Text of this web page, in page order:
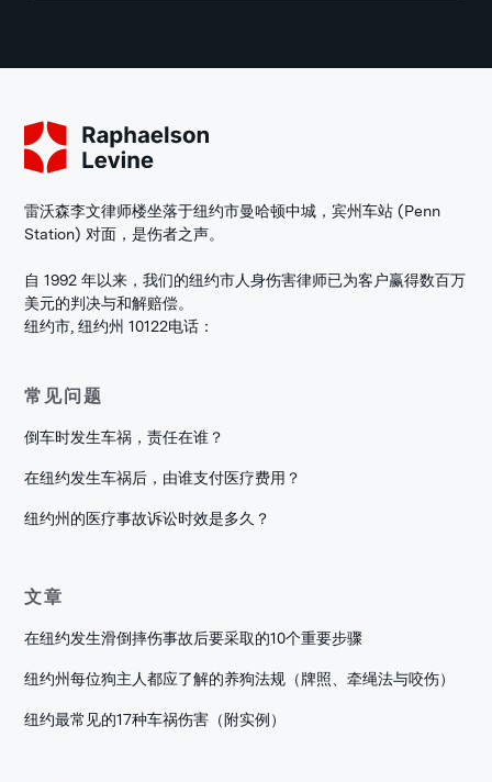
雷沃森李文律师楼坐落于纽约市曼哈顿中城，宾州车站 (Penn
Station) 对面，是伤者之声。
自 1992 年以来，我们的纽约市人身伤害律师已为客户赢得数百万
美元的判决与和解赔偿。
纽约市, 纽约州 10122电话：
常见问题
倒车时发生车祸，责任在谁？
在纽约发生车祸后，由谁支付医疗费用？
纽约州的医疗事故诉讼时效是多久？
文章
在纽约发生滑倒摔伤事故后要采取的10个重要步骤
纽约州每位狗主人都应了解的养狗法规（牌照、牵绳法与咬伤）
纽约最常见的17种车祸伤害（附实例）